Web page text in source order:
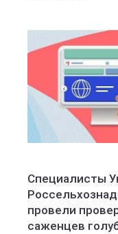
Специалисты
провели
саженцев